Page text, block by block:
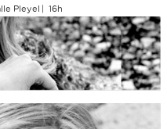
Pleyel 16h